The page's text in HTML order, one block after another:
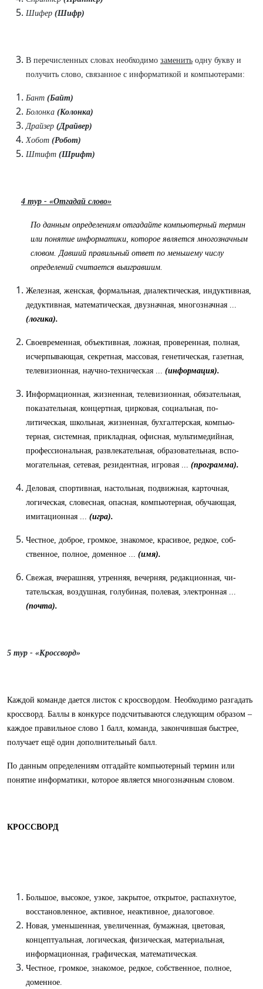
Шифер (Шифр)
В перечисленных словах необходимо заменить одну букву и
получить слово, связанное с информатикой и компьютерами:
Бант (Байт)
Болонка (Колонка)
Драйзер (Драйвер)
Хобот (Робот)
Штифт (Шрифт)
4 тур - «Отгадай слово»
По данным определениям отгадайте компьютерный тер­мин
или понятие информатики, которое является много­значным
словом. Давший правильный ответ по меньшему числу
определений считается выигравшим.
Железная, женская, формальная, диалектическая, индук­тивная,
дедуктивная, математическая, двузначная, много­значная ...
(логика).
Своевременная, объективная, ложная, проверенная, полная,
исчерпывающая, секретная, массовая, генетическая, газетная,
телевизионная, научно-техническая ... (информация).
Информационная, жизненная, телевизионная, обязатель­ная,
показательная, концертная, цирковая, социальная, по­
литическая, школьная, жизненная, бухгалтерская, компью­
терная, системная, прикладная, офисная, мультимедийная,
профессиональная, развлекательная, образовательная, вспо­
могательная, сетевая, резидентная, игровая ... (программа).
Деловая, спортивная, настольная, подвижная, карточная,
логическая, словесная, опасная, компьютерная, обучающая,
имитационная ... (игра).
Честное, доброе, громкое, знакомое, красивое, редкое, соб­
ственное, полное, доменное ... (имя).
Свежая, вчерашняя, утренняя, вечерняя, редакционная, чи­
тательская, воздушная, голубиная, полевая, электронная ...
(почта).
5 тур - «Кроссворд»
Каждой команде дается листок с кроссвордом. Необходимо разгадать
кроссворд. Баллы в конкурсе подсчитываются следующим образом –
каждое правильное слово 1 балл, команда, закончившая быстрее,
получает ещё один дополнительный балл.
По данным определениям отгадайте компьютерный термин или
понятие информатики, которое является многозначным словом.
КРОССВОРД
Большое, высокое, узкое, закрытое, открытое, распахнутое,
восстановленное, активное, неактивное, диалоговое.
Новая, уменьшенная, увеличенная, бумажная, цветовая,
концептуальная, логическая, физическая, материальная,
информационная, графическая, математическая.
Честное, громкое, знакомое, редкое, собственное, полное,
доменное.